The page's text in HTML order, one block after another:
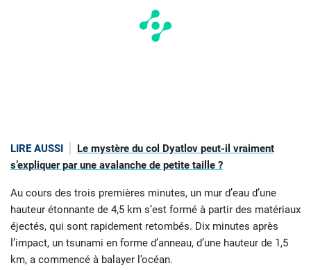
LIRE AUSSI
Le mystère du col Dyatlov peut-il vraiment
s’expliquer par une avalanche de petite taille ?
Au cours des trois premières minutes, un mur d’eau d’une
hauteur étonnante de 4,5 km s’est formé à partir des matériaux
éjectés, qui sont rapidement retombés. Dix minutes après
l’impact, un tsunami en forme d’anneau, d’une hauteur de 1,5
km, a commencé à balayer l’océan.